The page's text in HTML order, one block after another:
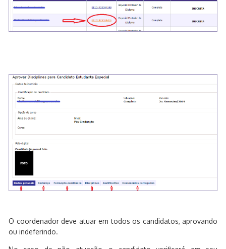
O coordenador deve atuar em todos os candidatos, aprovando
ou indeferindo.